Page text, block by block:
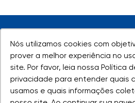
Nós utilizamos cookies com
prover a melhor experiência no
site. Por favor, leia nossa Política
privacidade para entender quais
usamos e quais informações
Nós utilizamos cookies com
prover a melhor experiência no
site. Por favor, leia nossa Política
privacidade para entender quais
usamos e quais informações
UNIVAP - Todos os direitos